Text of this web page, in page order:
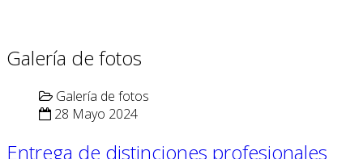
Galería de fotos
Galería de fotos
28 Mayo 2024
Entrega de distinciones profesionales